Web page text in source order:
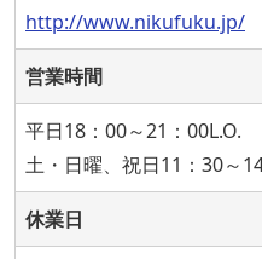
http://www.nikufuku.jp/
営業時間
平日18：00～21：00L.O.
土・日曜、祝日11：30～
休業日